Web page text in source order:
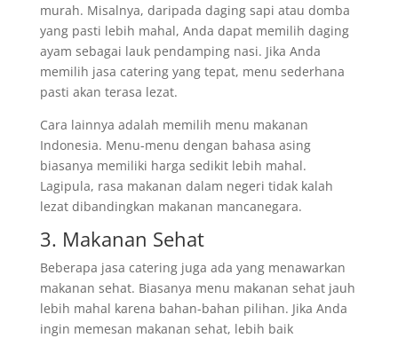
murah. Misalnya, daripada daging sapi atau domba
yang pasti lebih mahal, Anda dapat memilih daging
ayam sebagai lauk pendamping nasi. Jika Anda
memilih jasa catering yang tepat, menu sederhana
pasti akan terasa lezat.
Cara lainnya adalah memilih menu makanan
Indonesia. Menu-menu dengan bahasa asing
biasanya memiliki harga sedikit lebih mahal.
Lagipula, rasa makanan dalam negeri tidak kalah
lezat dibandingkan makanan mancanegara.
3. Makanan Sehat
Beberapa jasa catering juga ada yang menawarkan
makanan sehat. Biasanya menu makanan sehat jauh
lebih mahal karena bahan-bahan pilihan. Jika Anda
ingin memesan makanan sehat, lebih baik